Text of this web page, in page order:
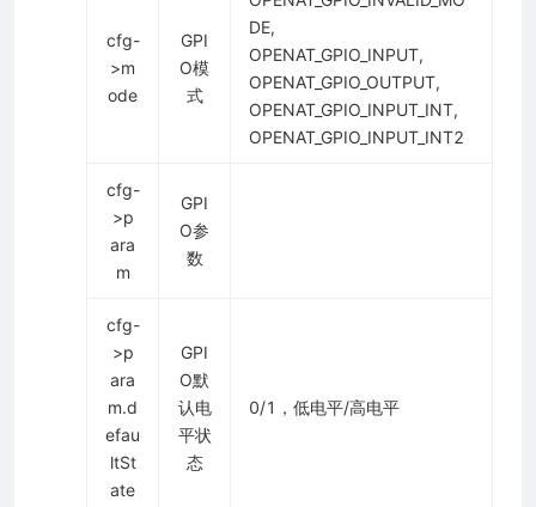
cfg-
>m
ode
GPI
O模
式
DE,
OPENAT_GPIO_INPUT,
OPENAT_GPIO_OUTPUT,
OPENAT_GPIO_INPUT_INT,
OPENAT_GPIO_INPUT_INT2
cfg-
>p
ara
m
GPI
O参
数
cfg-
>p
ara
m.d
efau
ltSt
ate
GPI
O默
认电
平状
态
0/1，低电平/高电平